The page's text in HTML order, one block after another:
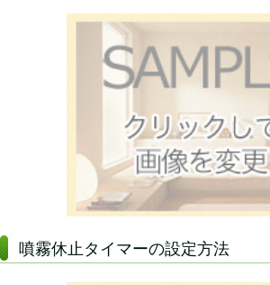
噴霧休止タイマーの設定方法